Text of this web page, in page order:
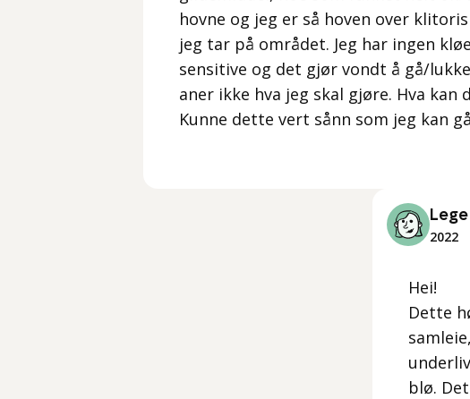
hovne og jeg er så hoven over
jeg tar på området. Jeg har ingen
sensitive og det gjør vondt å gå/
aner ikke hva jeg skal gjøre. Hva kan
Kunne dette vert sånn som jeg kan
Lege
2022
Hei!
Dette
blø.